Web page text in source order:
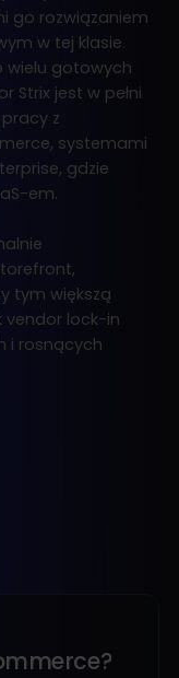
go rozwiązaniem
w tej klasie.
wielu gotowych
jest w pełni
z
systemami
gdzie
em.
tym większą
vendor lock-in
i rosnących